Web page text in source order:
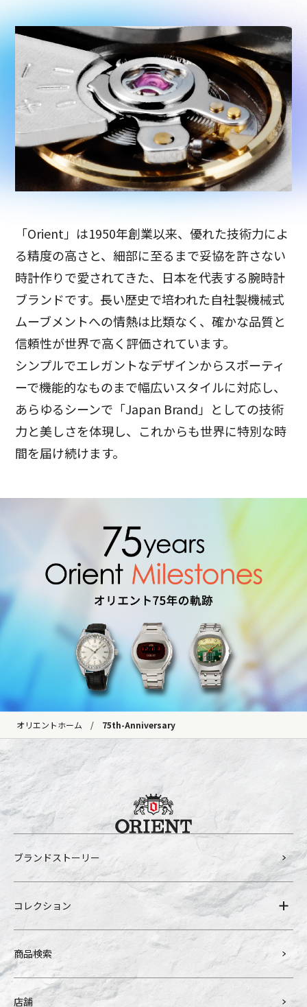
「Orient」は1950年創業以来、優れた技術力によ
る精度の高さと、細部に至るまで妥協を許さない
時計作りで愛されてきた、日本を代表する腕時計
ブランドです。長い歴史で培われた自社製機械式
ムーブメントへの情熱は比類なく、確かな品質と
信頼性が世界で高く評価されています。
シンプルでエレガントなデザインからスポーティ
ーで機能的なものまで幅広いスタイルに対応し、
あらゆるシーンで「Japan Brand」としての技術
力と美しさを体現し、これからも世界に特別な時
間を届け続けます。
オリエントホーム 75th-Anniversary
ブランドストーリー
コレクション
商品検索
店舗